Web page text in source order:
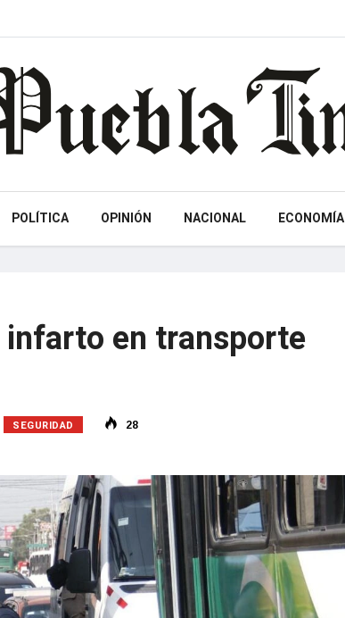
POLÍTICA OPINIÓN NACIONAL ECONOMÍA
en transporte
SEGURIDAD 28